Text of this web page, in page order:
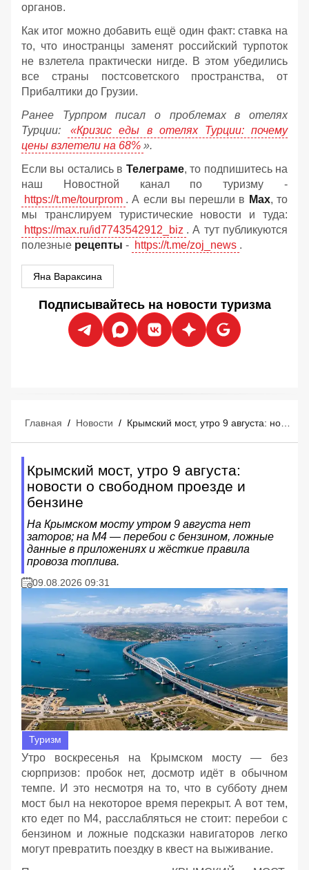
органов.
Как итог можно добавить ещё один факт: ставка на
то, что иностранцы заменят российский турпоток
не взлетела практически нигде. В этом убедились
все страны постсоветского пространства, от
Прибалтики до Грузии.
Ранее Турпром писал о проблемах в отелях
Турции:
«Кризис еды в отелях Турции: почему
цены взлетели на 68% ».
Если вы остались в Телеграме, то подпишитесь на
наш Новостной канал по туризму -
https://t.me/tourprom . А если вы перешли в Мах, то
мы транслируем туристические новости и туда:
https://max.ru/id7743542912_biz . А тут публикуются
полезные рецепты - https://t.me/zoj_news .
Яна Вараксина
Подписывайтесь на новости туризма
Главная / Новости /
Крымский мост, утро 9 августа:
новости о свободном проезде и
бензине
На Крымском мосту утром 9 августа нет
заторов; на М4 — перебои с бензином, ложные
данные в приложениях и жёсткие правила
провоза топлива.
09.08.2026 09:31
Туризм
Утро воскресенья на Крымском мосту — без
сюрпризов: пробок нет, досмотр идёт в обычном
темпе. И это несмотря на то, что в субботу днем
мост был на некоторое время перекрыт. А вот тем,
кто едет по М4, расслабляться не стоит: перебои с
бензином и ложные подсказки навигаторов легко
могут превратить поездку в квест на выживание.